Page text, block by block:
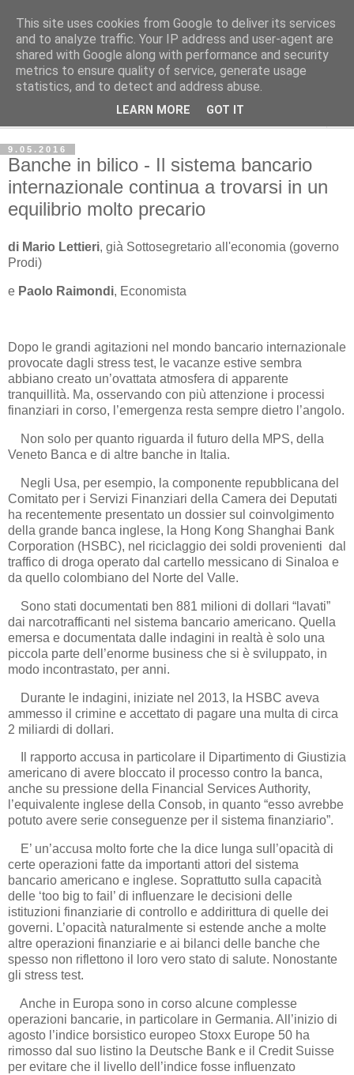
Avvenire dei Lavoratori
ECONOMIA
9.05.2016
Banche in bilico - Il sistema bancario
internazionale continua a trovarsi in un
equilibrio molto precario
di Mario Lettieri, già Sottosegretario all'economia (governo
Prodi)
e Paolo Raimondi, Economista
Dopo le grandi agitazioni nel mondo bancario internazionale
provocate dagli stress test, le vacanze estive sembra
abbiano creato un’ovattata atmosfera di apparente
tranquillità. Ma, osservando con più attenzione i processi
finanziari in corso, l’emergenza resta sempre dietro l’angolo.
Non solo per quanto riguarda il futuro della MPS, della
Veneto Banca e di altre banche in Italia.
Negli Usa, per esempio, la componente repubblicana del
Comitato per i Servizi Finanziari della Camera dei Deputati
ha recentemente presentato un dossier sul coinvolgimento
della grande banca inglese, la Hong Kong Shanghai Bank
Corporation (HSBC), nel riciclaggio dei soldi provenienti dal
traffico di droga operato dal cartello messicano di Sinaloa e
da quello colombiano del Norte del Valle.
Sono stati documentati ben 881 milioni di dollari “lavati”
dai narcotrafficanti nel sistema bancario americano. Quella
emersa e documentata dalle indagini in realtà è solo una
piccola parte dell’enorme business che si è sviluppato, in
modo incontrastato, per anni.
Durante le indagini, iniziate nel 2013, la HSBC aveva
ammesso il crimine e accettato di pagare una multa di circa
2 miliardi di dollari.
Il rapporto accusa in particolare il Dipartimento di Giustizia
americano di avere bloccato il processo contro la banca,
anche su pressione della Financial Services Authority,
l’equivalente inglese della Consob, in quanto “esso avrebbe
potuto avere serie conseguenze per il sistema finanziario”.
E’ un’accusa molto forte che la dice lunga sull’opacità di
certe operazioni fatte da importanti attori del sistema
bancario americano e inglese. Soprattutto sulla capacità
delle ‘too big to fail’ di influenzare le decisioni delle
istituzioni finanziarie di controllo e addirittura di quelle dei
governi. L’opacità naturalmente si estende anche a molte
altre operazioni finanziarie e ai bilanci delle banche che
spesso non riflettono il loro vero stato di salute. Nonostante
gli stress test.
Anche in Europa sono in corso alcune complesse
operazioni bancarie, in particolare in Germania. All’inizio di
agosto l’indice borsistico europeo Stoxx Europe 50 ha
rimosso dal suo listino la Deutsche Bank e il Credit Suisse
per evitare che il livello dell’indice fosse influenzato
This site uses cookies from Google to deliver its services
and to analyze traffic. Your IP address and user-agent are
shared with Google along with performance and security
metrics to ensure quality of service, generate usage
statistics, and to detect and address abuse.
LEARN MORE GOT IT